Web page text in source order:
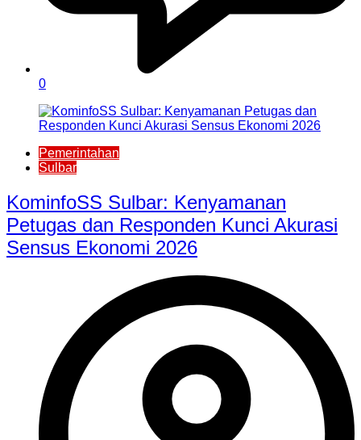
0
Pemerintahan
Sulbar
KominfoSS Sulbar: Kenyamanan
Petugas dan Responden Kunci Akurasi
Sensus Ekonomi 2026